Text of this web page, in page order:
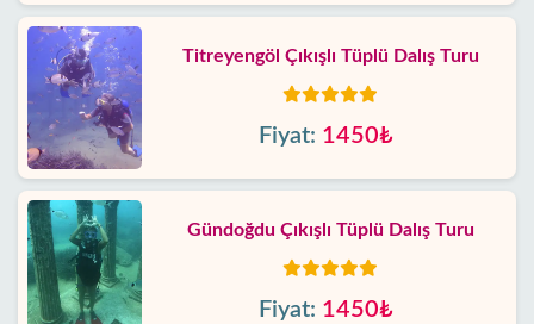
Titreyengöl Çıkışlı Tüplü Dalış Turu
Fiyat: 1450₺
Gündoğdu Çıkışlı Tüplü Dalış Turu
Fiyat: 1450₺